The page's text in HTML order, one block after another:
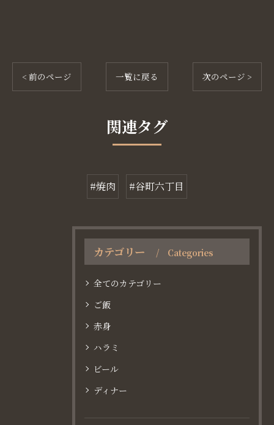
< 前のページ 一覧に戻る 次のページ >
関連タグ
#焼肉 #谷町六丁目
カテゴリー Categories
全てのカテゴリー
ご飯
赤身
ハラミ
ビール
ディナー